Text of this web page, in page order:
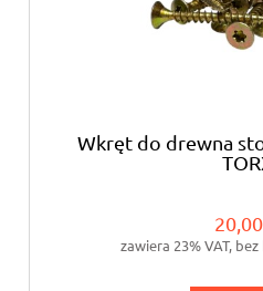
Wkręt do drewna
20,00
zawiera 23% VAT,